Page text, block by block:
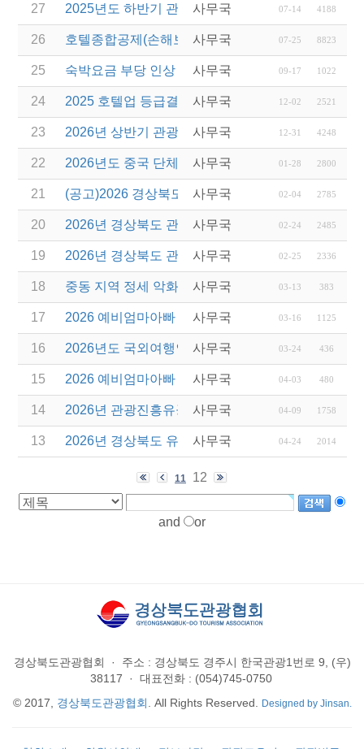
27 2025년도 하반기 관광진흥개발기금 융자 설명회 실
사무국 07-14 4188
26 호텔종합공제(손해보험) 서비스 안내
사무국 07-25 8823
25 숙박요금 부당 인상 방지를 위한 협조 안내
사무국 09-17 1022
24 2025 호텔업 등급결정 제도 설명회 개최 안내
사무국 12-02 2521
23 2026년 상반기 관광진흥개발기금 융자 시행 안내
사무국 12-31 4248
22 2026년도 중국 단체관광객 유치 전담여행사 신규지
사무국 01-28 2800
21 (공고)2026 경상북도 관광서비스 시설환경개선사업
사무국 02-04 2785
20 2026년 경상북도 관광진흥기금 보조사업 모집 공고(
사무국 02-24 2485
19 2026년 경상북도 관광진흥기금 우수기업 레벨업
사무국 02-25 2336
18 중동 지역 정세 악화에 따른 여행 자제 및 안전관리
사무국 03-13 383
17 2026 예비엄마아빠 행복가족여행 지원사업 전담여
사무국 03-16 1125
16 2026년도 국외여행인솔자(T/C) 소양교육(1차) 실
사무국 03-24 436
15 2026 예비엄마아빠 행복가족여행 전담여행사 선정
사무국 04-03 480
14 2026년 관광진흥유공자 정부포상 대상자 추천
사무국 04-09 1758
13 2026년 경상북도 유니크베뉴를 활용한 MICE행사
사무국 04-24 2014
11 12
and or
경상북도관광협회 ·
주소 : 경상북도 경주시 한국관광1번로 9, (우)
38117
·
대표전화 : (054)745-0750
© 2017, 경상북도관광협회 . All Rights Reserved. Designed by Jinsan.